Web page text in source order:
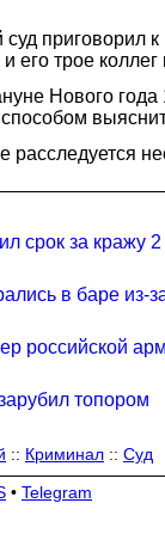
приговорил
его трое
Нового
расследуется
срок за кражу 2
в баре из-
российской
топором
:: Криминал :: Суд
• Telegram